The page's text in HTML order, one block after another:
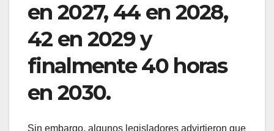
en 2027, 44 en 2028,
42 en 2029 y
finalmente 40 horas
en 2030.
Sin embargo, algunos legisladores advirtieron que